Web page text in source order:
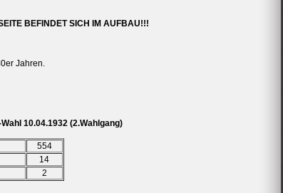
BEFINDET SICH IM AUFBAU!!!
Jahren.
10.04.1932 (2.Wahlgang)
554
14
2